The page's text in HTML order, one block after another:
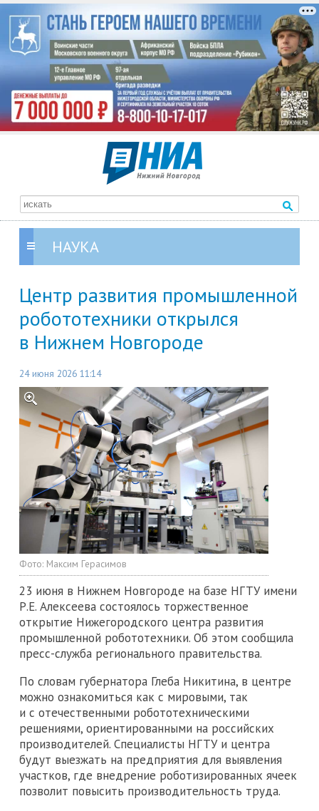
НАУКА
Центр развития промышленной
робототехники открылся
в Нижнем Новгороде
24 июня 2026 11:14
Фото: Максим Герасимов
23 июня в Нижнем Новгороде на базе НГТУ имени
Р.Е. Алексеева состоялось торжественное
открытие Нижегородского центра развития
промышленной робототехники. Об этом сообщила
пресс-служба регионального правительства.
По словам губернатора Глеба Никитина, в центре
можно ознакомиться как с мировыми, так
и с отечественными робототехническими
решениями, ориентированными на российских
производителей. Специалисты НГТУ и центра
будут выезжать на предприятия для выявления
участков, где внедрение роботизированных ячеек
позволит повысить производительность труда.